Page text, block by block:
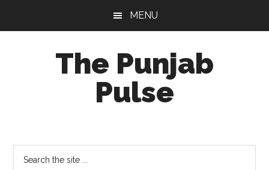
MENU
The Punjab
Pulse
Socio-
Cultural